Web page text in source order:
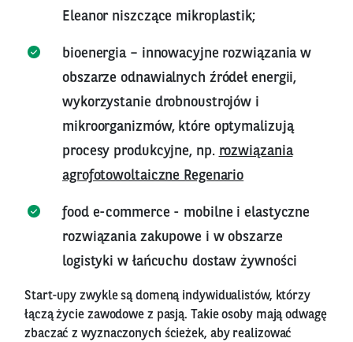
Eleanor niszczące mikroplastik;
bioenergia – innowacyjne rozwiązania w
obszarze odnawialnych źródeł energii,
wykorzystanie drobnoustrojów i
mikroorganizmów, które optymalizują
procesy produkcyjne, np. rozwiązania
agrofotowoltaiczne Regenario
food e-commerce - mobilne i elastyczne
rozwiązania zakupowe i w obszarze
logistyki w łańcuchu dostaw żywności
Start-upy zwykle są domeną indywidualistów, którzy
łączą życie zawodowe z pasją. Takie osoby mają odwagę
zbaczać z wyznaczonych ścieżek, aby realizować